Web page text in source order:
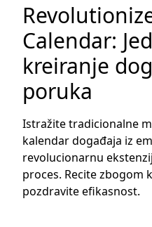
Calendar:
kreiranje
poruka
Istražite tradicionalne
kalendar događaja iz
revolucionarnu
proces. Recite zbogom
pozdravite efikasnost.